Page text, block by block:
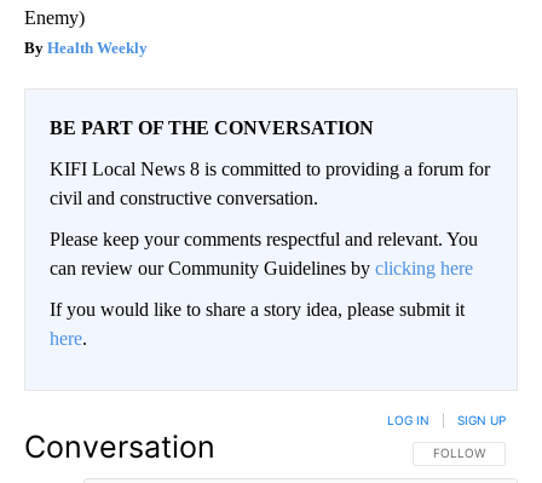
Enemy)
Health Weekly
BE PART OF THE CONVERSATION
KIFI Local News 8 is committed to providing a forum for
civil and constructive conversation.
Please keep your comments respectful and relevant. You
can review our Community Guidelines by clicking here
If you would like to share a story idea, please submit it
here.
Conversation FOLLOW THIS
FOLLOW
LOG IN SIGN UP